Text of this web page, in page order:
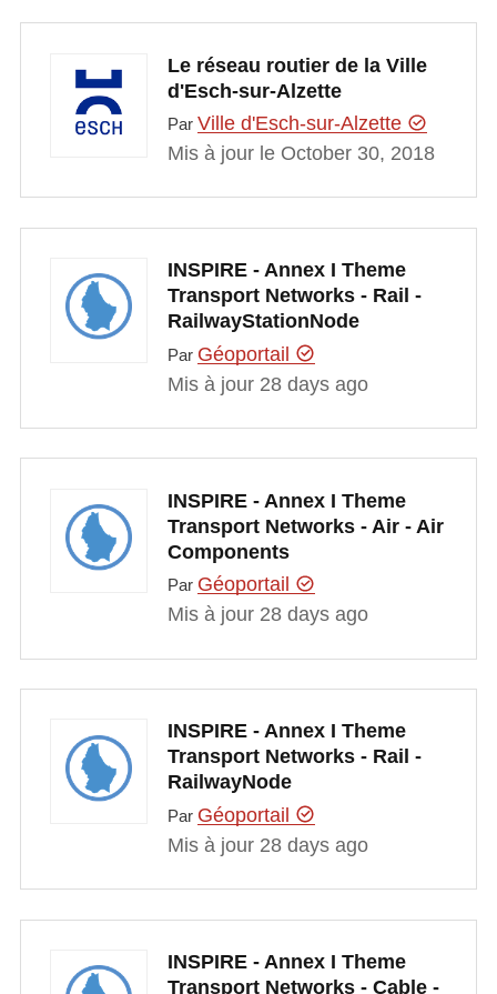
Le réseau routier de la Ville
d'Esch-sur-Alzette
Par Ville d'Esch-sur-Alzette
Mis à jour le October 30, 2018
INSPIRE - Annex I Theme
Transport Networks - Rail -
RailwayStationNode
Par Géoportail
Mis à jour 28 days ago
INSPIRE - Annex I Theme
Transport Networks - Air - Air
Components
Par Géoportail
Mis à jour 28 days ago
INSPIRE - Annex I Theme
Transport Networks - Rail -
RailwayNode
Par Géoportail
Mis à jour 28 days ago
INSPIRE - Annex I Theme
Transport Networks - Cable -